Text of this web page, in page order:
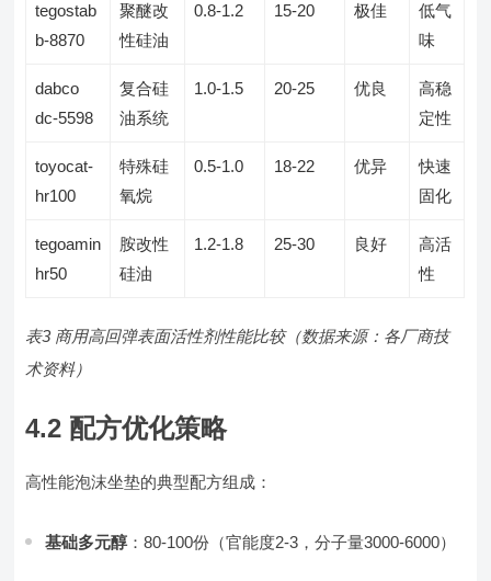
tegostab
b-8870
聚醚改
性硅油
0.8-1.2 15-20 极佳
低气
味
dabco
dc-5598
复合硅
油系统
1.0-1.5 20-25 优良
高稳
定性
toyocat-
hr100
特殊硅
氧烷
0.5-1.0 18-22 优异
快速
固化
tegoamin
hr50
胺改性
硅油
1.2-1.8 25-30 良好
高活
性
表3 商用高回弹表面活性剂性能比较（数据来源：各厂商技
术资料）
4.2 配方优化策略
高性能泡沫坐垫的典型配方组成：
基础多元醇：80-100份（官能度2-3，分子量3000-6000）